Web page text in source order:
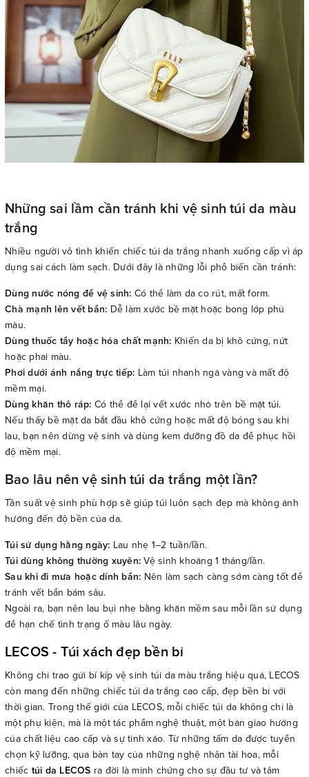
Những sai lầm cần tránh khi vệ sinh túi da màu
trắng
Nhiều người vô tình khiến chiếc túi da trắng nhanh xuống cấp vì áp
dụng sai cách làm sạch. Dưới đây là những lỗi phổ biến cần tránh:
Dùng nước nóng để vệ sinh: Có thể làm da co rút, mất form.
Chà mạnh lên vết bẩn: Dễ làm xước bề mặt hoặc bong lớp phủ
màu.
Dùng thuốc tẩy hoặc hóa chất mạnh: Khiến da bị khô cứng, nứt
hoặc phai màu.
Phơi dưới ánh nắng trực tiếp: Làm túi nhanh ngả vàng và mất độ
mềm mại.
Dùng khăn thô ráp: Có thể để lại vết xước nhỏ trên bề mặt túi.
Nếu thấy bề mặt da bắt đầu khô cứng hoặc mất độ bóng sau khi
lau, bạn nên dừng vệ sinh và dùng kem dưỡng đồ da để phục hồi
độ mềm mại.
Bao lâu nên vệ sinh túi da trắng một lần?
Tần suất vệ sinh phù hợp sẽ giúp túi luôn sạch đẹp mà không ảnh
hưởng đến độ bền của da.
Túi sử dụng hằng ngày: Lau nhẹ 1–2 tuần/lần.
Túi dùng không thường xuyên: Vệ sinh khoảng 1 tháng/lần.
Sau khi đi mưa hoặc dính bẩn: Nên làm sạch càng sớm càng tốt để
tránh vết bẩn bám sâu.
Ngoài ra, bạn nên lau bụi nhẹ bằng khăn mềm sau mỗi lần sử dụng
để hạn chế tình trạng ố màu lâu ngày.
LECOS - Túi xách đẹp bền bỉ
Không chỉ trao gửi bí kíp vệ sinh túi da màu trắng hiệu quả, LECOS
còn mang đến những chiếc túi da trắng cao cấp, đẹp bền bỉ với
thời gian. Trong thế giới của LECOS, mỗi chiếc túi da không chỉ là
một phụ kiện, mà là một tác phẩm nghệ thuật, một bản giao hưởng
của chất liệu cao cấp và sự tinh xảo. Từ những tấm da được tuyển
chọn kỹ lưỡng, qua bàn tay của những nghệ nhân tài hoa, mỗi
chiếc túi da LECOS ra đời là minh chứng cho sự đầu tư và tâm